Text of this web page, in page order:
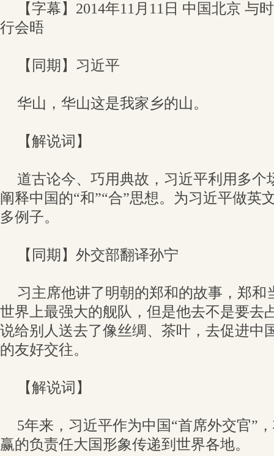
【字幕】2014年11月11日 中国北京 与
行会晤
【同期】习近平
华山，华山这是我家乡的山。
【解说词】
道古论今、巧用典故，习近平利用多个
阐释中国的“和”“合”思想。为习近平做英
多例子。
【同期】外交部翻译孙宁
习主席他讲了明朝的郑和的故事，郑和
世界上最强大的舰队，但是他去不是要去
说给别人送去了像丝绸、茶叶，去促进中
的友好交往。
【解说词】
5年来，习近平作为中国“首席外交官”
赢的负责任大国形象传递到世界各地。